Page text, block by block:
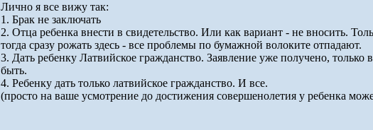
Лично я все вижу так:
1. Брак не заключать
2. Отца ребенка внести в свидетельство. Или как вариант - не вносить.
тогда сразу рожать здесь - все проблемы по бумажной волоките отпадают.
3. Дать ребенку Латвийское гражданство. Заявление уже получено,
быть.
4. Ребенку дать только латвийское гражданство. И все.
(просто на ваше усмотрение до достижения совершенолетия у ребенка